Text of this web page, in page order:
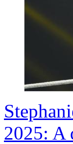
2025: A